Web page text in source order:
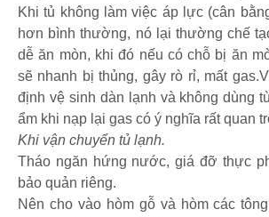
Khi tủ không làm việc áp lực (cân
hơn bình thường, nó lại thường chế
dễ ăn mòn, khi đó nếu có chỗ bị ăn
sẽ nhanh bị thủng, gây rò rỉ, mất
định vệ sinh dàn lạnh và không dùng
ẩm khi nạp lại gas có ý nghĩa rất quan
Khi vận chuyển tủ lạnh.
Tháo ngăn hứng nước, giá đỡ thực
bảo quản riêng.
Nên cho vào hòm gỗ và hòm các